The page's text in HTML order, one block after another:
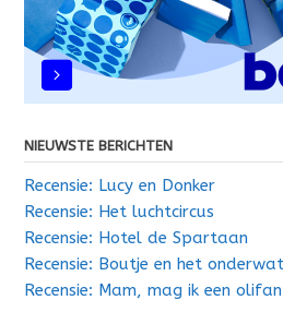
NIEUWSTE BERICHTEN
Recensie: Lucy en Donker
Recensie: Het luchtcircus
Recensie: Hotel de Spartaan
Recensie: Boutje en het
Recensie: Mam, mag ik een